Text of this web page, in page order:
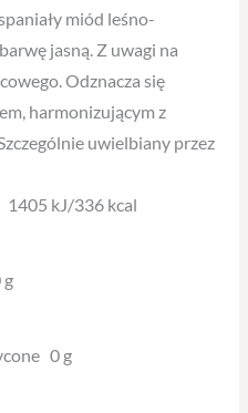
miód leśno-
jasną. Z uwagi na
Odznacza się
harmonizującym z
uwielbiany przez
kJ/336 kcal
0 g